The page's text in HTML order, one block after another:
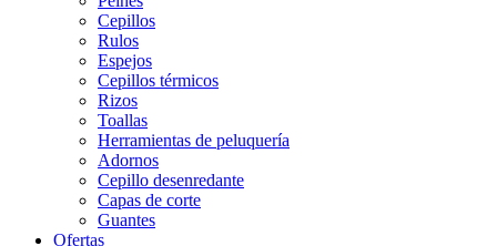
Cepillos
Rulos
Espejos
Cepillos térmicos
Rizos
Toallas
Herramientas de peluquería
Adornos
Cepillo desenredante
Capas de corte
Guantes
Ofertas